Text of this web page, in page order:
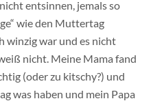
entsinnen, jemals so
wie den Muttertag
winzig war und es nicht
nicht. Meine Mama fand
(oder zu kitschy?) und
was haben und mein Papa